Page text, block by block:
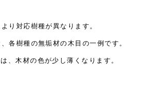
より対応樹種が異なります。
、各樹種の無垢材の木目の一例です。
は、木材の色が少し薄くなります。